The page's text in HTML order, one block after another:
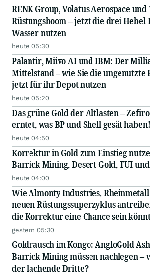
RENK Group, Volatus Aerospace und
Rüstungsboom – jetzt die drei Hebel
Wasser nutzen
heute 05:30
Palantir, Miivo AI und IBM: Der
Mittelstand – wie Sie die ungenutzte
jetzt für ihr Depot nutzen
heute 05:20
Das grüne Gold der Altlasten –
erntet, was BP und Shell gesät haben!
heute 04:50
Korrektur in Gold zum Einstieg
Barrick Mining, Desert Gold, TUI
heute 04:00
Wie Almonty Industries, Rheinmetall
neuen Rüstungssuperzyklus
die Korrektur eine Chance sein
gestern 05:30
Goldrausch im Kongo: AngloGold
Barrick Mining müssen nachlegen –
der lachende Dritte?